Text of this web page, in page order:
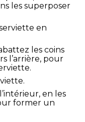
les superposer
en
les coins
l’arrière, pour
en les
former un